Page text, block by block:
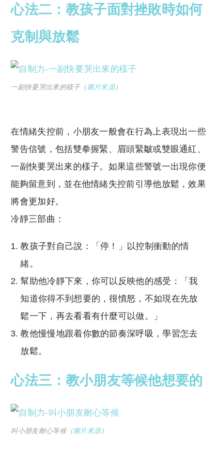
心法二：教孩子面對挫敗時如何
克制與放鬆
一副快要哭出來的樣子（圖片來源）
在情緒失控前，小朋友一般會在行為上表現出一些
警告信號，包括雙拳握緊、眉頭緊皺或雙眼通紅、
一副快要哭出來的樣子。如果這些警號一出現你便
能夠留意到，並在他情緒失控前引導他放鬆，效果
將會更加好。
冷靜三部曲：
教孩子對自己說：「停！」以控制衝動的情
緒。
幫助他冷靜下來，你可以反映他的感受：「我
知道你得不到想要的，很憤怒，不如現在先放
鬆一下，再去看看有什麼可以做。」
教他慢慢地跟着你數的節奏深呼吸，學習怎去
放鬆。
心法三：教小朋友等候他想要的
叫小朋友耐心等候（圖片來源）